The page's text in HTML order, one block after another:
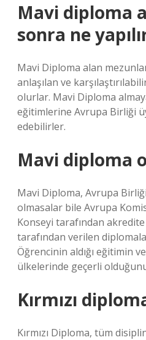
Mavi diploma
sonra ne
Mavi Diploma alan
anlaşılan ve
olurlar. Mavi Diploma
eğitimlerine Avrupa Birliği
edebilirler.
Mavi diploma
Mavi Diploma, Avrupa
olmasalar bile Avrupa
Konseyi tarafından
tarafından verilen
Öğrencinin aldığı eğitimin
ülkelerinde geçerli
Kırmızı
Kırmızı Diploma, tüm